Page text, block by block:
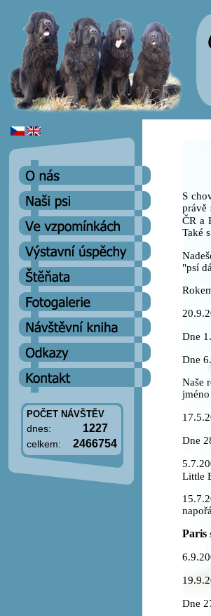
POČET NÁVŠTĚV
dnes: 1227
celkem: 2466754
S
právě
ČR a
Také
"psí
Dne
Dne
Naše
jméno
Dne
Little
Paris
Dne